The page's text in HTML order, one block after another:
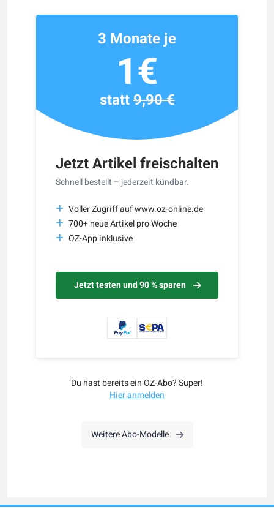
Jetzt Artikel freischalten
Schnell bestellt – jederzeit kündbar.
Voller Zugriff auf www.oz-online.de
700+ neue Artikel pro Woche
OZ-App inklusive
Jetzt testen und 90 % sparen
3 Monate je
1€
statt9,90 €
Du hast bereits ein OZ-Abo? Super!
Hier anmelden
Weitere Abo-Modelle